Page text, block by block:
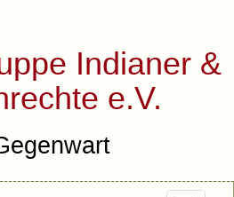
Indianer &
e.V.